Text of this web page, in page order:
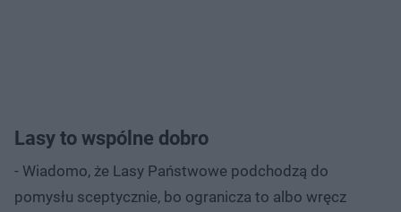
Lasy to wspólne dobro
- Wiadomo, że Lasy Państwowe podchodzą do
pomysłu sceptycznie, bo ogranicza to albo wręcz